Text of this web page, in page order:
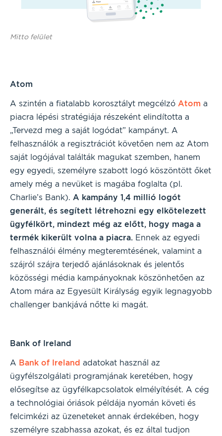
Mitto felület
Atom
A szintén a fiatalabb korosztályt megcélzó Atom a
piacra lépési stratégiája részeként elindította a
„Tervezd meg a saját logódat” kampányt. A
felhasználók a regisztrációt követően nem az Atom
saját logójával találták magukat szemben, hanem
egy egyedi, személyre szabott logó köszöntött őket
amely még a nevüket is magába foglalta (pl.
Charlie’s Bank). A kampány 1,4 millió logót
generált, és segített létrehozni egy elkötelezett
ügyfélkört, mindezt még az előtt, hogy maga a
termék kikerült volna a piacra. Ennek az egyedi
felhasználói élmény megteremtésének, valamint a
szájról szájra terjedő ajánlásoknak és jelentős
közösségi média kampányoknak köszönhetően az
Atom mára az Egyesült Királyság egyik legnagyobb
challenger bankjává nőtte ki magát.
Bank of Ireland
A Bank of Ireland adatokat használ az
ügyfélszolgálati programjának keretében, hogy
elősegítse az ügyfélkapcsolatok elmélyítését. A cég
a technológiai óriások példája nyomán követi és
felcimkézi az üzeneteket annak érdekében, hogy
személyre szabhassa azokat, és ez által tudjon